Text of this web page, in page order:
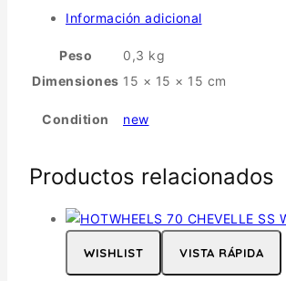
Información adicional
Peso
0,3 kg
Dimensiones 15 × 15 × 15 cm
Condition new
Productos relacionados
WISHLIST VISTA RÁPIDA